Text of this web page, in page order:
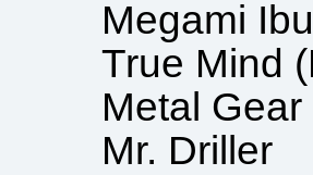
Megami
True Mind
Metal
Mr. Driller